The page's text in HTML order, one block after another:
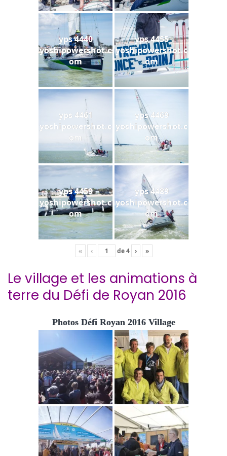
yps 4440
yoshipowershot.c
om
yps 4455
yoshipowershot.c
om
yps 4461
yoshipowershot.c
om
yps 4469
yoshipowershot.c
om
yps 4459
yoshipowershot.c
om
yps 4489
yoshipowershot.c
om
« ‹ de4 › »
Le village et les animations à
terre du Défi de Royan 2016
Photos Défi Royan 2016 Village